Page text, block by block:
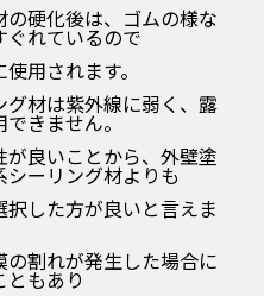
硬化後は、ゴムの様な
れているので
用されます。
材は紫外線に弱く、露
きません。
良いことから、外壁塗
ーリング材よりも
した方が良いと言えま
割れが発生した場合に
もあり